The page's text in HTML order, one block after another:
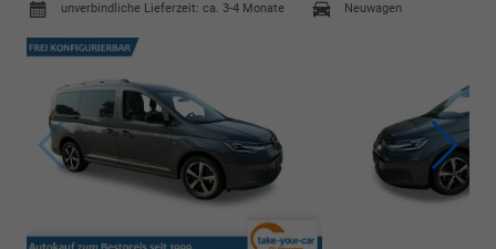
unverbindliche Lieferzeit: ca. 3-4 Monate
Neuwagen